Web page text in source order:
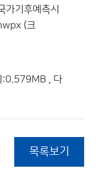
기후예측시
(크
:0.579MB , 다
목록보기